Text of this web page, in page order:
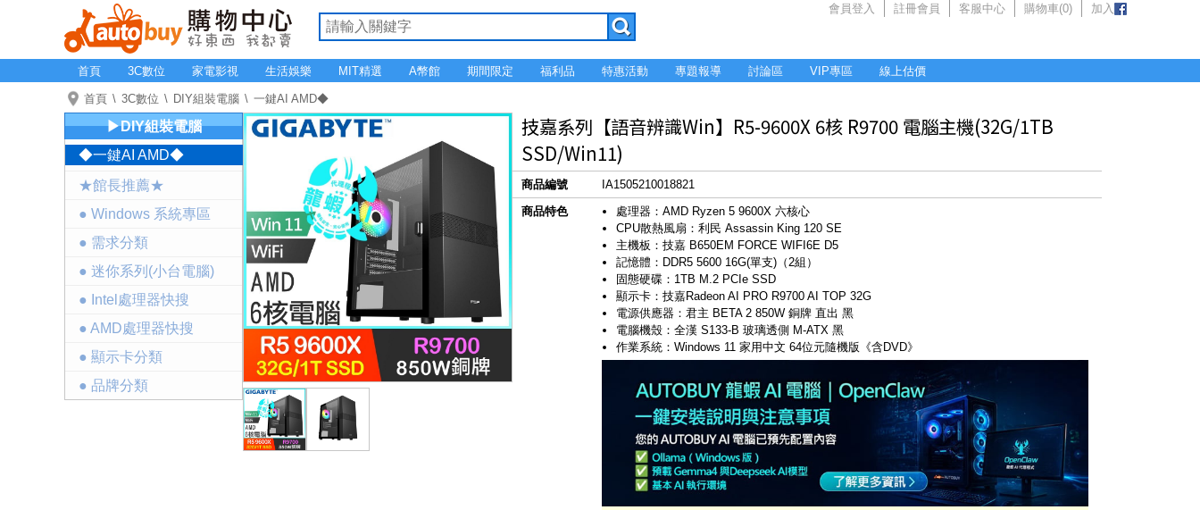
會員登入 註冊會員 客服中心 購物車(0) 加入
首頁 3C數位 家電影視 生活娛樂 MIT精選 A幣館 期間限定 福利品 特惠活動 專題報導 討論區 VIP專區 線上估價
首頁 3C數位 DIY組裝電腦 一鍵AI AMD◆
技嘉系列【語音辨識Win】R5-9600X 6核 R9700 電腦主機(32G/1TB
SSD/Win11)
商品編號
IA1505210018821
商品特色
處理器：AMD Ryzen 5 9600X 六核心
CPU散熱風扇：利民 Assassin King 120 SE
主機板：技嘉 B650EM FORCE WIFI6E D5
記憶體：DDR5 5600 16G(單支)（2組）
固態硬碟：1TB M.2 PCIe SSD
顯示卡：技嘉Radeon AI PRO R9700 AI TOP 32G
電源供應器：君主 BETA 2 850W 銅牌 直出 黑
電腦機殼：全漢 S133-B 玻璃透側 M-ATX 黑
作業系統：Windows 11 家用中文 64位元隨機版《含DVD》
▶DIY組裝電腦
◆一鍵AI AMD◆
★館長推薦★
● Windows 系統專區
● 需求分類
● 迷你系列(小台電腦)
● Intel處理器快搜
● AMD處理器快搜
● 顯示卡分類
● 品牌分類